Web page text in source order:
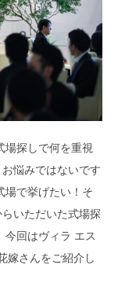
場探しで何を重視
悩みではないです
場で挙げたい！そ
いただいた式場探
回はヴィラ エス
嫁さんをご紹介し